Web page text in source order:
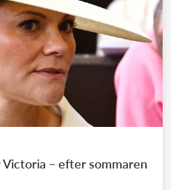
– efter sommaren